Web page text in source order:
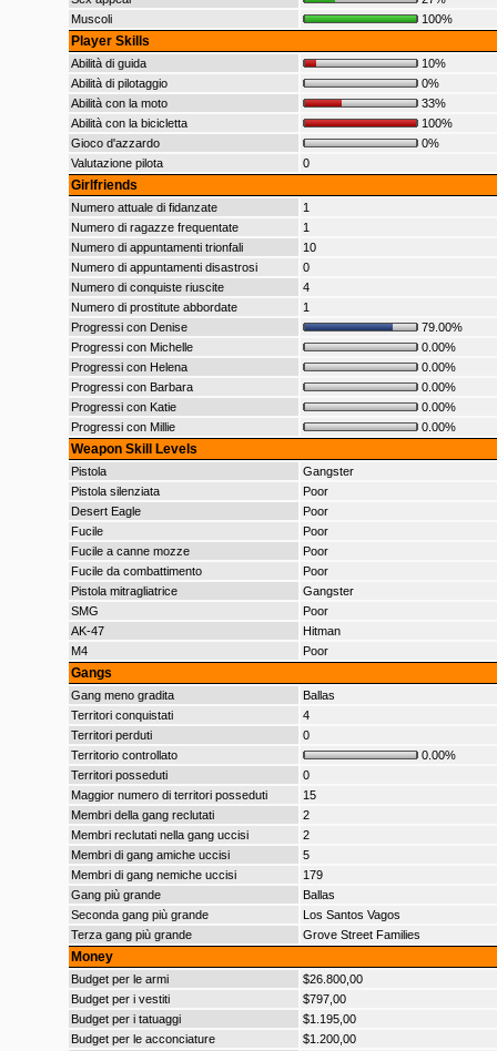
Muscoli
100%
Player Skills
Abilità di guida
10%
Abilità di pilotaggio
0%
Abilità con la moto
33%
Abilità con la bicicletta
100%
Gioco d'azzardo
0%
Valutazione pilota
0
Girlfriends
Numero attuale di fidanzate
1
Numero di ragazze frequentate
1
Numero di appuntamenti trionfali
10
Numero di appuntamenti disastrosi
0
Numero di conquiste riuscite
4
Numero di prostitute abbordate
1
Progressi con Denise
79.00%
Progressi con Michelle
0.00%
Progressi con Helena
0.00%
Progressi con Barbara
0.00%
Progressi con Katie
0.00%
Progressi con Millie
0.00%
Weapon Skill Levels
Pistola
Gangster
Pistola silenziata
Poor
Desert Eagle
Poor
Fucile
Poor
Fucile a canne mozze
Poor
Fucile da combattimento
Poor
Pistola mitragliatrice
Gangster
SMG
Poor
AK-47
Hitman
M4
Poor
Gangs
Gang meno gradita
Ballas
Territori conquistati
4
Territori perduti
0
Territorio controllato
0.00%
Territori posseduti
0
Maggior numero di territori posseduti
15
Membri della gang reclutati
2
Membri reclutati nella gang uccisi
2
Membri di gang amiche uccisi
5
Membri di gang nemiche uccisi
179
Gang più grande
Ballas
Seconda gang più grande
Los Santos Vagos
Terza gang più grande
Grove Street Families
Money
Budget per le armi
$26.800,00
Budget per i vestiti
$797,00
Budget per i tatuaggi
$1.195,00
Budget per le acconciature
$1.200,00